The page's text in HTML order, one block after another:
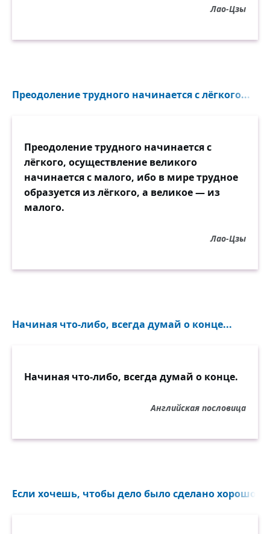
Лао-Цзы
Преодоление трудного начинается с лёгкого...
Преодоление трудного начинается с
лёгкого, осуществление великого
начинается с малого, ибо в мире трудное
образуется из лёгкого, а великое — из
малого.
Лао-Цзы
Начиная что-либо, всегда думай о конце...
Начиная что-либо, всегда думай о конце.
Английская пословица
Если хочешь, чтобы дело было сделано хорошо,